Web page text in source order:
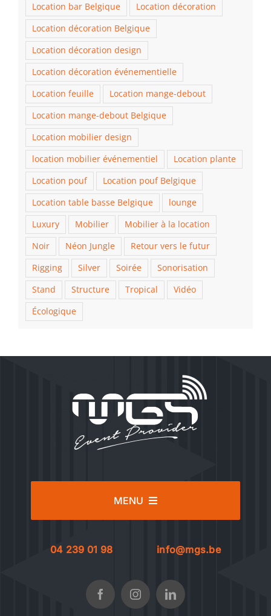
Location bar Belgique
Location décoration
Location décoration Belgique
Location décoration design
Location décoration événementielle
Location feuille
Location mange-debout
Location mange-debout Belgique
Location mobilier design
location mobilier événementiel
Location plante
Location pouf
Location pouf Belgique
Location table basse Belgique
lounge
Luxury
Mobilier
Mobilier à la location
Noir
Néon Jungle
Retour vers le futur
Rigging
Silver Soirée
Sonorisation
Stand
Structure Tropical
Vidéo
Écologique
MENU
Nos références
04 239 01 98 info@mgs.be